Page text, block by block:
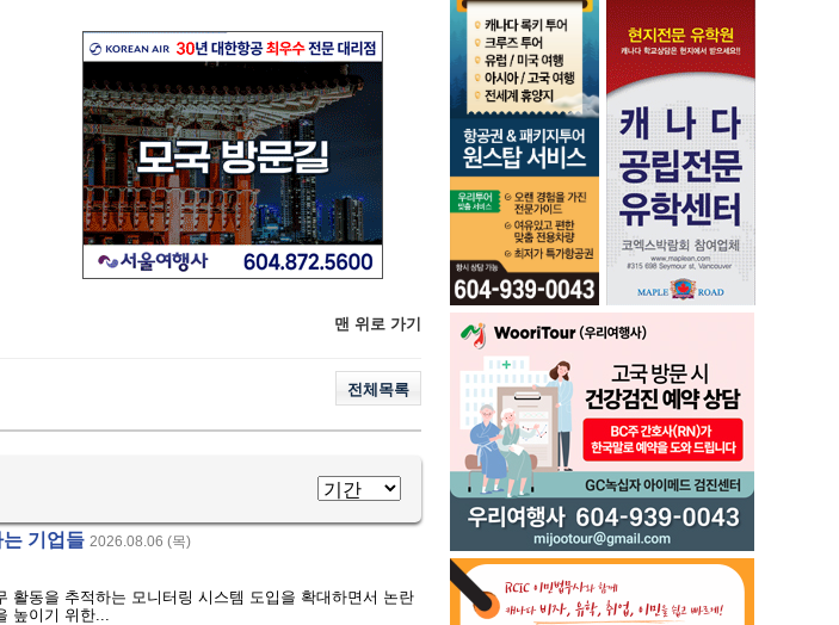
맨 위로 가기
전체목록
는 기업들 2026.08.06 (목)
활동을 추적하는 모니터링 시스템 도입을 확대하면서 논란
높이기 위한...